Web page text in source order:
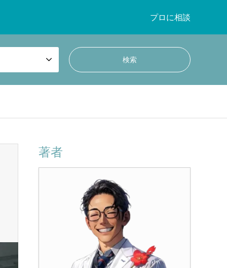
プロに相談
著者